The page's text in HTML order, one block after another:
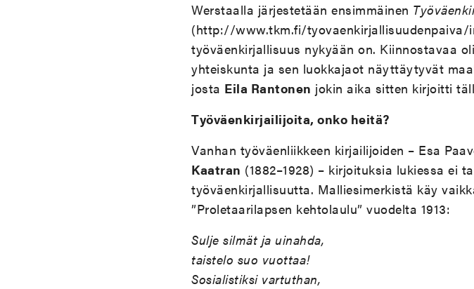
Werstaalla järjestetään ensimmäinen
(http://www.tkm.fi/tyovaenkirjallisuudenpaiva/
työväenkirjallisuus nykyään on. Kiinnostavaa
yhteiskunta ja sen luokkajaot näyttäytyvät
josta Eila Rantonen jokin aika sitten kirjoitti
Työväenkirjailijoita, onko heitä?
Vanhan työväenliikkeen kirjailijoiden – Esa
Kaatran (1882–1928) – kirjoituksia lukiessa ei
työväenkirjallisuutta. Malliesimerkistä käy
”Proletaarilapsen kehtolaulu” vuodelta 1913:
Sulje silmät ja uinahda,
taistelo suo vuottaa!
Sosialistiksi vartuthan,